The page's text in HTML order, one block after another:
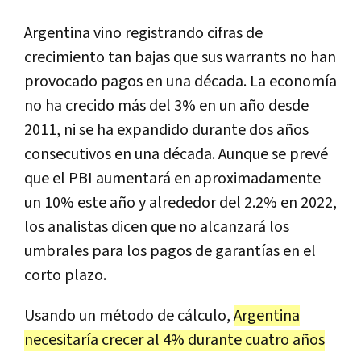
Argentina vino registrando cifras de
crecimiento tan bajas que sus warrants no han
provocado pagos en una década. La economía
no ha crecido más del 3% en un año desde
2011, ni se ha expandido durante dos años
consecutivos en una década. Aunque se prevé
que el PBI aumentará en aproximadamente
un 10% este año y alrededor del 2.2% en 2022,
los analistas dicen que no alcanzará los
umbrales para los pagos de garantías en el
corto plazo.
Usando un método de cálculo,Argentina
necesitaría crecer al 4% durante cuatro años